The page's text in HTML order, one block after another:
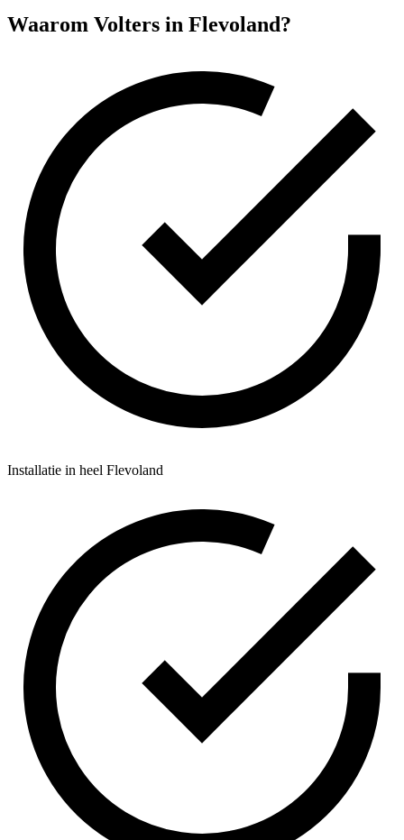
Waarom Volters in Flevoland?
Installatie in heel Flevoland